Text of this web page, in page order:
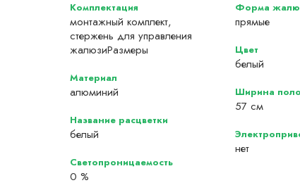
Комплектация
монтажный комплект,
стержень для управления
жалюзиРазмеры
Материал
алюминий
Название расцветки
белый
Светопроницаемость
0 %
Форма
прямые
Цвет
белый
Ширина
57 см
нет